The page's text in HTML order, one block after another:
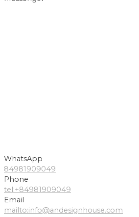
WhatsApp
84981909049
Phone
tel:+84981909049
Email
mailto:info@andesignhouse.com